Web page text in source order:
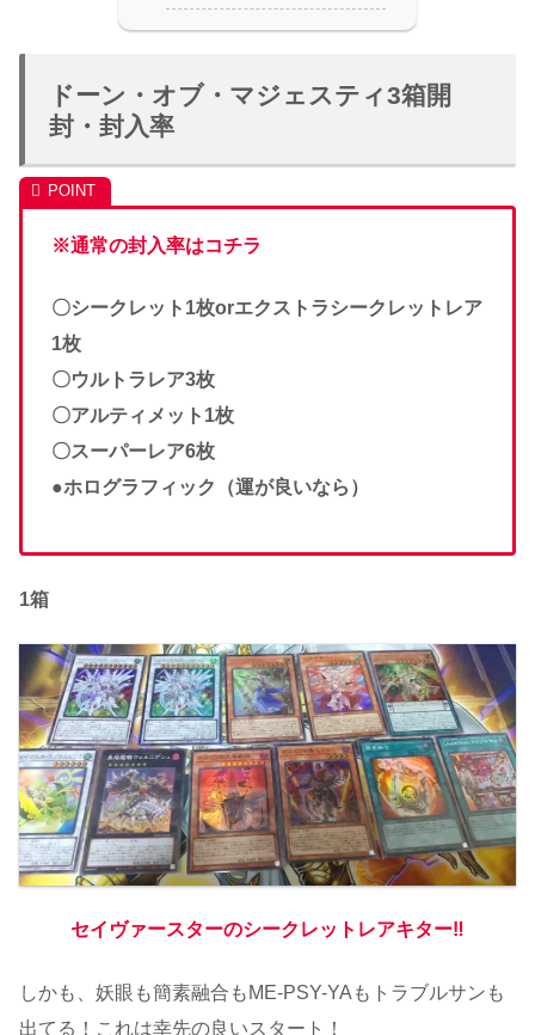
ドーン・オブ・マジェスティ3箱開
封・封入率
※通常の封入率はコチラ
〇シークレット1枚orエクストラシークレットレア
1枚
〇ウルトラレア3枚
〇アルティメット1枚
〇スーパーレア6枚
●ホログラフィック（運が良いなら）
1箱
セイヴァースターのシークレットレアキター‼
しかも、妖眼も簡素融合もME-PSY-YAもトラブルサンも
出てる！これは幸先の良いスタート！